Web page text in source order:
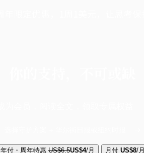
年付・周年特惠 US$6.5US$4/月 月付 US$8/月